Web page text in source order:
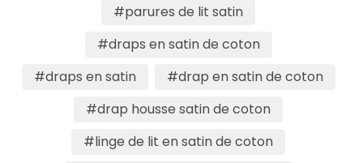
#parures de lit satin
#draps en satin de coton
#draps en satin
#drap en satin de coton
#drap housse satin de coton
#linge de lit en satin de coton